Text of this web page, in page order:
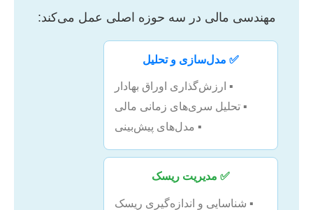
مهندسی مالی در سه حوزه اصلی عمل می‌کند:
✅ مدل‌سازی و تحلیل
▪️ ارزش‌گذاری اوراق بهادار
▪️ تحلیل سری‌های زمانی مالی
▪️ مدل‌های پیش‌بینی
✅ مدیریت ریسک
▪️ شناسایی و اندازه‌گیری ریسک